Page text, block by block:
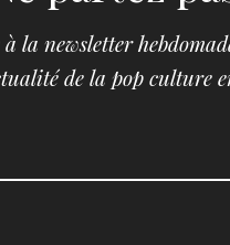
la newsletter
de la pop culture